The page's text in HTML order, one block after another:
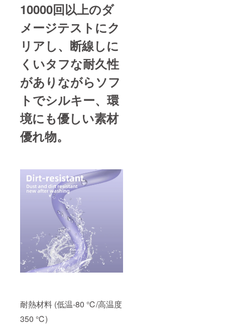
10000回以上のダ
メージテストにク
リアし、断線しに
くいタフな耐久性
がありながらソフ
トでシルキー、環
境にも優しい素材
優れ物。
耐熱材料 (低温-80 ℃/高温度
350 ℃)